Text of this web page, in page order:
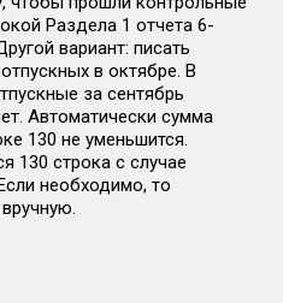
Раздела 1 отчета 6-
вариант: писать
в октябре. В
за сентябрь
Автоматически сумма
130 не уменьшится.
130 строка с случае
необходимо, то